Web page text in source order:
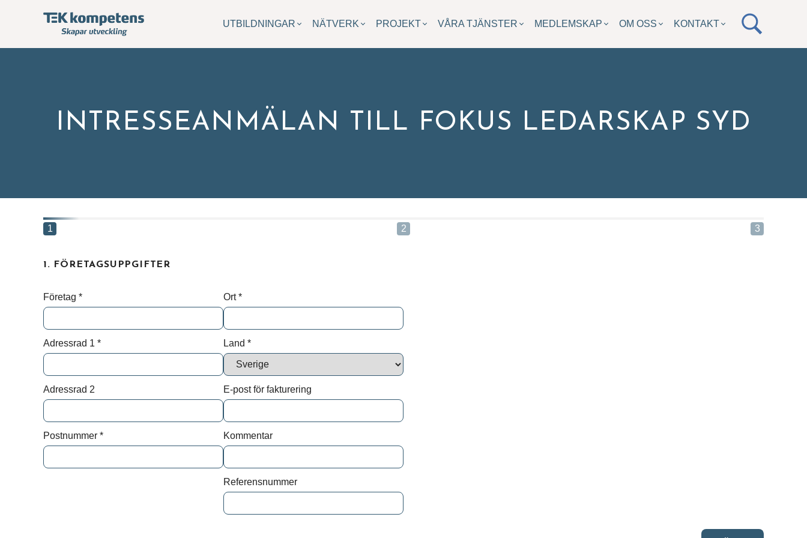
UTBILDNINGAR NÄTVERK PROJEKT VÅRA TJÄNSTER MEDLEMSKAP OM OSS KONTAKT
INTRESSEANMÄLAN TILL FOKUS LEDARSKAP SYD
1 2 3
1. FÖRETAGSUPPGIFTER
Företag *
Adressrad 1 *
Adressrad 2
Postnummer *
Ort*
Land *
E-post för fakturering
Kommentar
Referensnummer
Meddelande*
Vi behandlar dina personuppgifter i enlighet med